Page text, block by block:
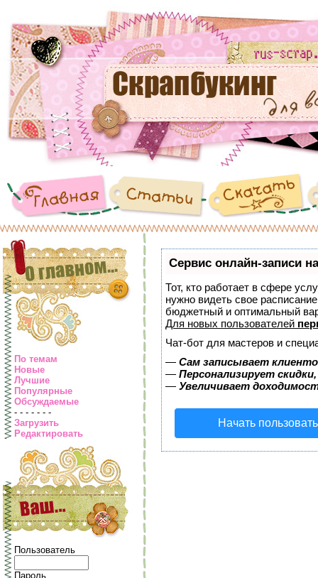
По темам
Новые
Лучшие
Популярные
Обсуждаемые
- - - - - - -
Загрузить
Редактировать
Пользователь
Пароль
Сервис онлайн-записи
Тот, кто работает в сфере
нужно видеть свое
бюджетный и оптимальный
Для новых пользователей
Чат-бот для мастеров и
— Сам записывает
— Персонализирует
— Увеличивает
Начать